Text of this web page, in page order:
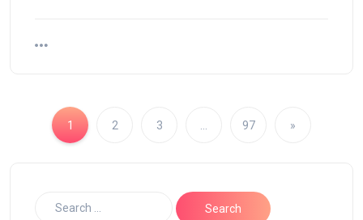
1 2 3 97 »